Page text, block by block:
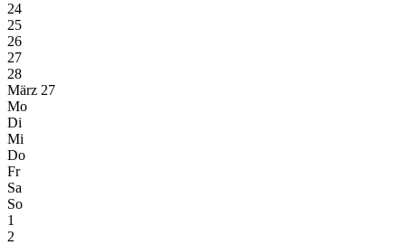
24
25
26
27
28
März 27
Mo
Di
Mi
Do
Fr
Sa
So
1
2